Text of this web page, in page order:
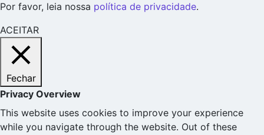
Por favor, leia nossa política de privacidade.
ACEITAR
Fechar
Privacy Overview
This website uses cookies to improve your experience
while you navigate through the website. Out of these